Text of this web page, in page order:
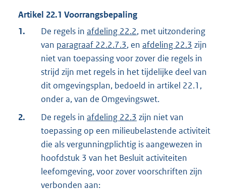
Artikel 22.1 Voorrangsbepaling
1.
De regels in afdeling 22.2, met uitzondering
van paragraaf 22.2.7.3, en afdeling 22.3 zijn
niet van toepassing voor zover die regels in
strijd zijn met regels in het tijdelijke deel van
dit omgevingsplan, bedoeld in artikel 22.1,
onder a, van de Omgevingswet.
2.
De regels in afdeling 22.3 zijn niet van
toepassing op een milieubelastende activiteit
die als vergunningplichtig is aangewezen in
hoofdstuk 3 van het Besluit activiteiten
leefomgeving, voor zover voorschriften zijn
verbonden aan: